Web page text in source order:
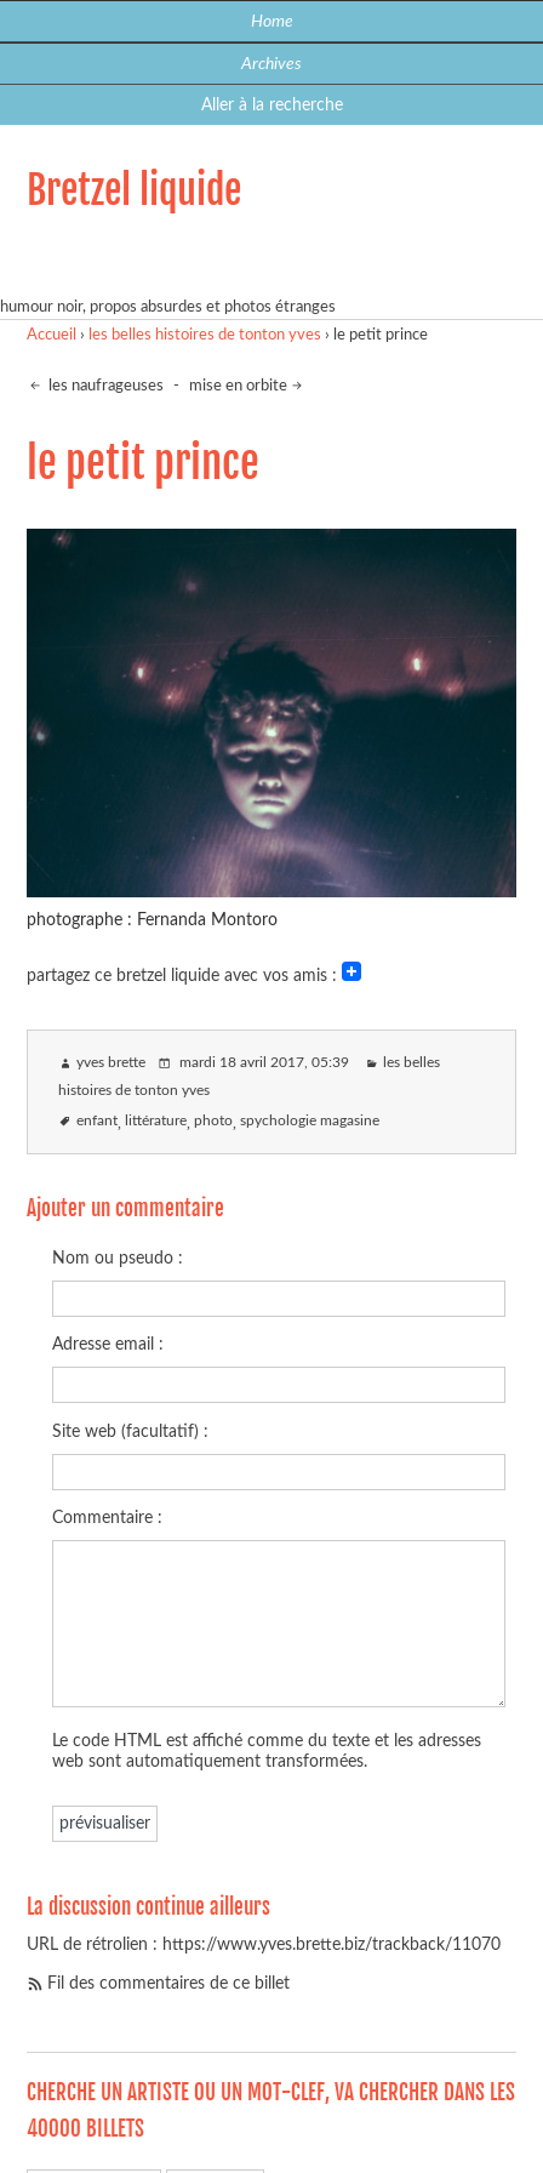
Home
Archives
Aller à la recherche
Bretzel liquide
humour noir, propos absurdes et photos étranges
Accueil › les belles histoires de tonton yves › le petit prince
les naufrageuses - mise en orbite
le petit prince
photographe : Fernanda Montoro
partagez ce bretzel liquide avec vos amis :
yves brette mardi 18 avril 2017, 05:39 les belles
histoires de tonton yves
enfant littérature photo spychologie magasine
Ajouter un commentaire
Nom ou pseudo :
Adresse email :
Site web (facultatif) :
Commentaire :
Le code HTML est affiché comme du texte et les adresses
web sont automatiquement transformées.
La discussion continue ailleurs
URL de rétrolien : https://www.yves.brette.biz/trackback/11070
Fil des commentaires de ce billet
CHERCHE UN ARTISTE OU UN MOT-CLEF, VA CHERCHER DANS LES
40000 BILLETS